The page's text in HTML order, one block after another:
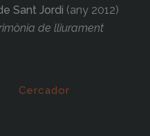
Sant Jordi (any 2012)
de lliurament
Cercador